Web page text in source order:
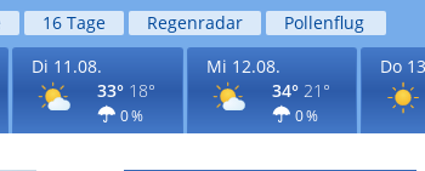
16 Tage Regenradar Pollenflug
Di 11.08.
33° 18°
0 %
Mi 12.08.
34° 21°
0 %
Do